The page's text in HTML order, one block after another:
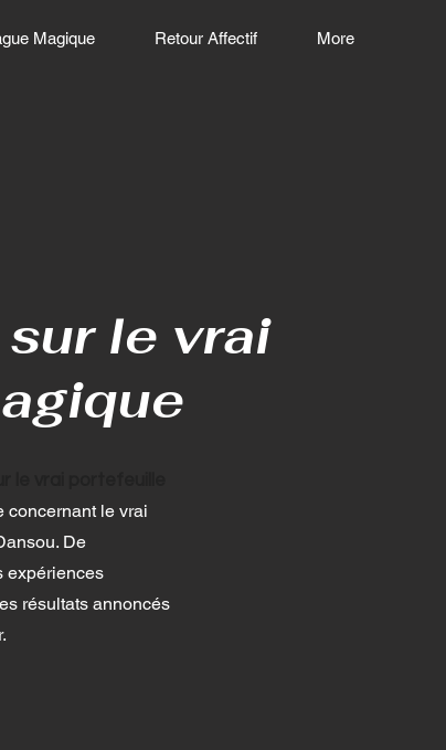
Magique Retour Affectif More
le vrai
concernant le vrai
De
expériences
résultats annoncés